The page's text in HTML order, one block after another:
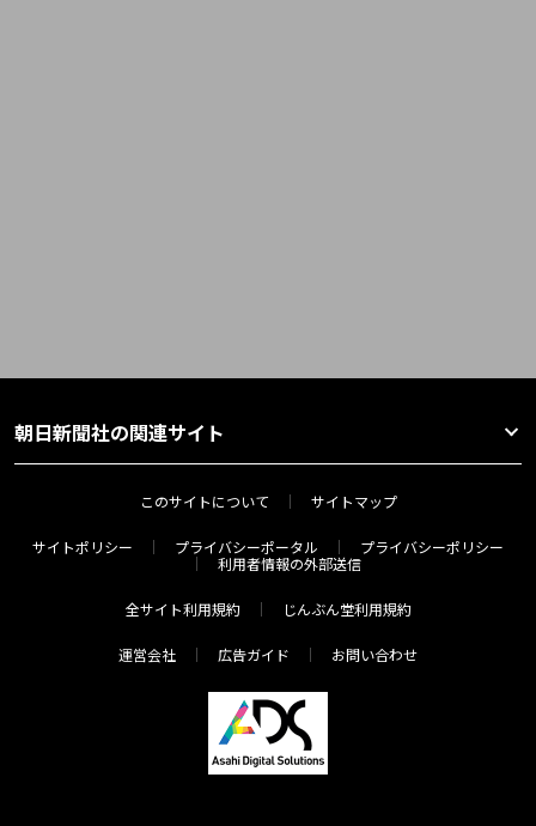
朝日新聞社の関連サイト
このサイトについて サイトマップ
サイトポリシー プライバシーポータル
プライバシーポリシー
利用者情報の外部送信
全サイト利用規約 じんぶん堂利用規約
運営会社 広告ガイド お問い合わせ